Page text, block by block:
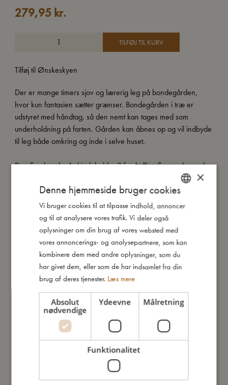
279,95 kr.
TILFØJ TIL KURV
Tilføj til Ønskeskyen
Der er mange timers sjov og lærerig leg på bondegården,
hvor kun fantasien sætter grænser. Bondegården i træ er
udstyret med håndtag, så den nemt kan tages med som
underholdning på farten. Gården kan åbnes op og vil indbyde
til leg både omkring og inde i selve huset.
Den fine bondegård indeholder 8 forskellige figurer, herunder
de mest elskede dyr, hegn og selvfølgelig den uundværlige
traktor, så barnet kan komme i gang med at lege med det
Bondegården vil stimulere fantasien og inspirere til rollelege og
er således et perfekt udgangspunkt for mange timers sjov leg.
Gården er lavet af krydsfiner og kan nemt tørres af med en
fugtig klud.
DANISH
GERMAN
×
Denne hjemmeside bruger cookies
Vi bruger cookies til at tilpasse indhold, annoncer
og til at analysere vores trafik. Vi deler også
oplysninger om din brug af vores websted med
vores annoncerings- og analysepartnere, som kan
kombinere dem med andre oplysninger, som du
har givet dem, eller som de har indsamlet fra din
brug af deres tjenester. Læs mere
Absolut
nødvendige
Ydeevne Målretning
Funktionalitet